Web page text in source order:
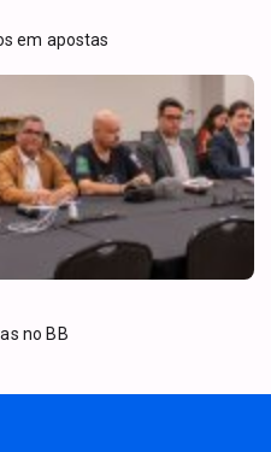
em apostas
no BB